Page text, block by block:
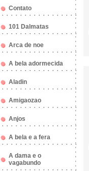
Contato
101 Dalmatas
Arca de noe
A bela adormecida
Aladin
Amigaozao
Anjos
A bela e a fera
A dama e o
vagabundo